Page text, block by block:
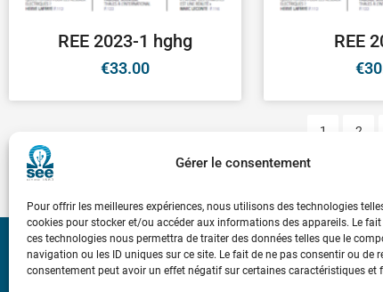
Gérer le consentement
Pour offrir les meilleures expériences, nous utilisons des technologies
cookies pour stocker et/ou accéder aux informations des appareils. Le
ces technologies nous permettra de traiter des données telles que le
navigation ou les ID uniques sur ce site. Le fait de ne pas consentir ou de
consentement peut avoir un effet négatif sur certaines caractéristiques et
REE 2023-1 hghg
€33.00
REE
€
1 2
Bicentenaire
Ampère